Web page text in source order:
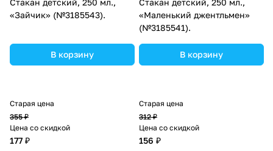
«Зайчик» (№3185543).
В корзину
«Маленький джентльмен»
(№3185541).
В корзину
Старая цена
355 ₽
Цена со скидкой
177 ₽
Старая цена
312 ₽
Цена со скидкой
156 ₽